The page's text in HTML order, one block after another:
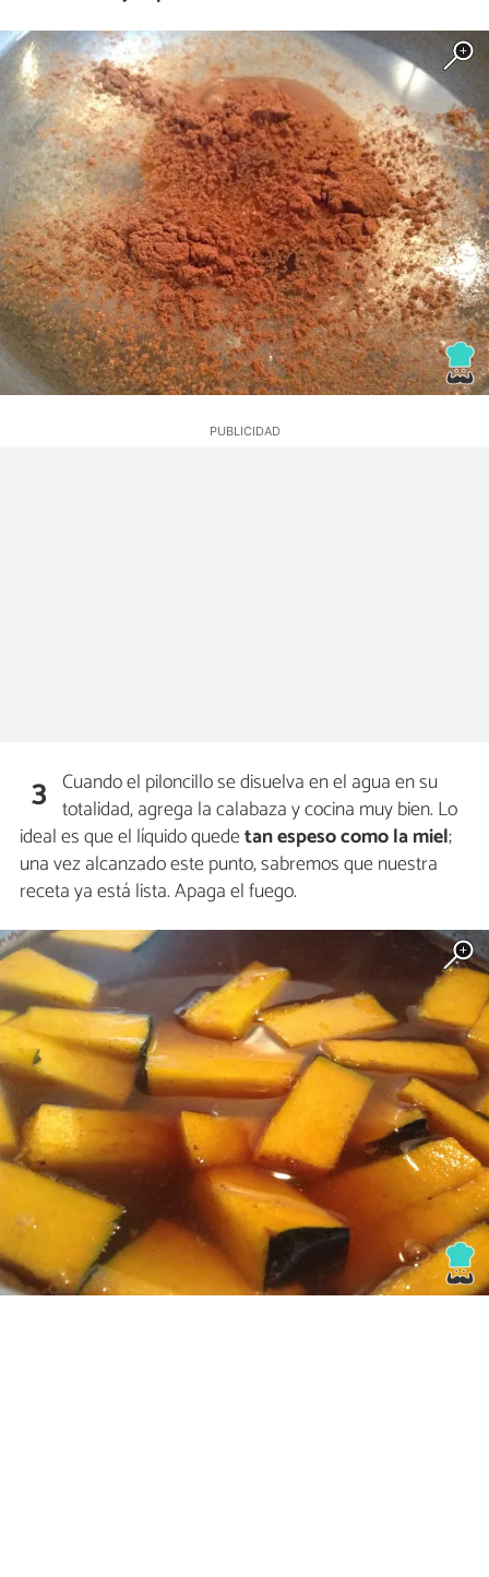
3 Cuando el piloncillo se disuelva en el agua en su
totalidad, agrega la calabaza y cocina muy bien. Lo
ideal es que el líquido quedetan espeso como la miel;
una vez alcanzado este punto, sabremos que nuestra
receta ya está lista. Apaga el fuego.